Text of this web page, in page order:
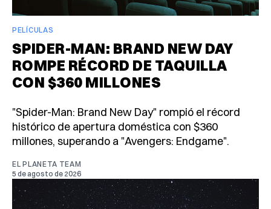
PELÍCULAS
SPIDER-MAN: BRAND NEW DAY
ROMPE RÉCORD DE TAQUILLA
CON $360 MILLONES
"Spider-Man: Brand New Day" rompió el récord
histórico de apertura doméstica con $360
millones, superando a "Avengers: Endgame".
EL PLANETA TEAM
5 de agosto de 2026